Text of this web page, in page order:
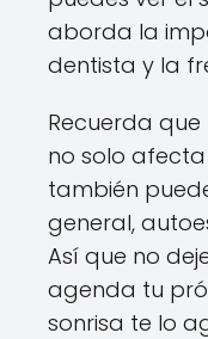
aborda la
dentista y la
Recuerda
no solo
también
general,
Así que no
agenda tu
sonrisa te lo